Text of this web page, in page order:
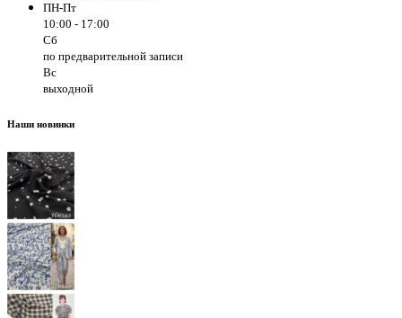
ПН-Пт
10:00 - 17:00
Сб
по предварительной записи
Вс
выходной
Наши новинки